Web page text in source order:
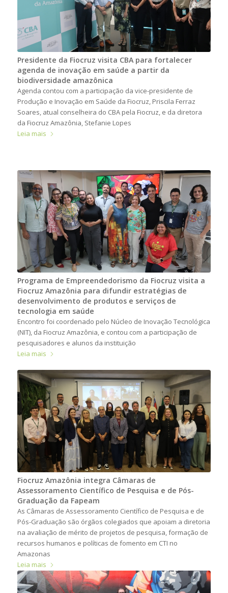
Presidente da Fiocruz visita CBA para fortalecer
agenda de inovação em saúde a partir da
biodiversidade amazônica
Agenda contou com a participação da vice-presidente de
Produção e Inovação em Saúde da Fiocruz, Priscila Ferraz
Soares, atual conselheira do CBA pela Fiocruz, e da diretora
da Fiocruz Amazônia, Stefanie Lopes
Leia mais
Programa de Empreendedorismo da Fiocruz visita a
Fiocruz Amazônia para difundir estratégias de
desenvolvimento de produtos e serviços de
tecnologia em saúde
Encontro foi coordenado pelo Núcleo de Inovação Tecnológica
(NIT), da Fiocruz Amazônia, e contou com a participação de
pesquisadores e alunos da instituição
Leia mais
Fiocruz Amazônia integra Câmaras de
Assessoramento Científico de Pesquisa e de Pós-
Graduação da Fapeam
As Câmaras de Assessoramento Científico de Pesquisa e de
Pós-Graduação são órgãos colegiados que apoiam a diretoria
na avaliação de mérito de projetos de pesquisa, formação de
recursos humanos e políticas de fomento em CTI no
Amazonas
Leia mais